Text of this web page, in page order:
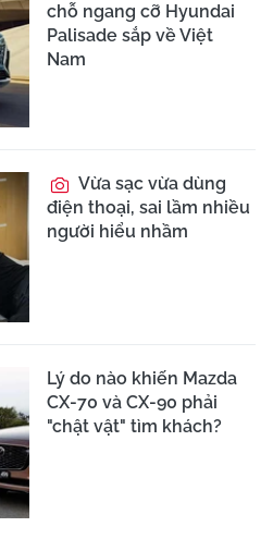
chỗ ngang cỡ Hyundai
Palisade sắp về Việt
Nam
Vừa sạc vừa dùng
điện thoại, sai lầm nhiều
người hiểu nhầm
Lý do nào khiến Mazda
CX-70 và CX-90 phải
"chật vật" tìm khách?